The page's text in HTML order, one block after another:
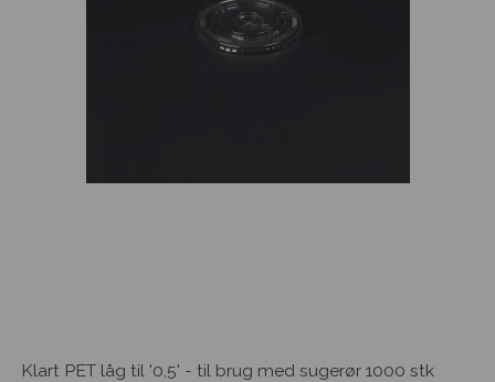
Klart PET låg til '0,5' - til brug med sugerør 1000 stk